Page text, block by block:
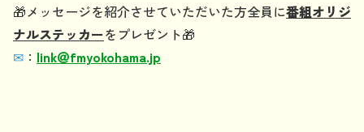
🎁メッセージを紹介させていただいた方全員に番組オリジ
ナルステッカーをプレゼント🎁
✉ ： link＠fmyokohama.jp